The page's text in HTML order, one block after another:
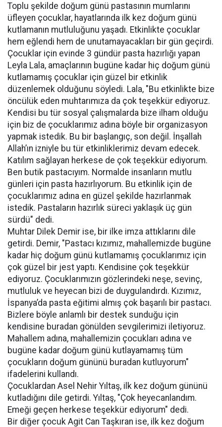
Toplu şekilde doğum günü pastasının mumlarını
üfleyen çocuklar, hayatlarında ilk kez doğum günü
kutlamanın mutluluğunu yaşadı. Etkinlikte çocuklar
hem eğlendi hem de unutamayacakları bir gün geçirdi.
Çocuklar için evinde 3 gündür pasta hazırlığı yapan
Leyla Lala, amaçlarının bugüne kadar hiç doğum günü
kutlamamış çocuklar için güzel bir etkinlik
düzenlemek olduğunu söyledi. Lala, "Bu etkinlikte bize
öncülük eden muhtarımıza da çok teşekkür ediyoruz.
Kendisi bu tür sosyal çalışmalarda bize ilham olduğu
için biz de çocuklarımız adına böyle bir organizasyon
yapmak istedik. Bu bir başlangıç, son değil. İnşallah
Allah’ın izniyle bu tür etkinliklerimiz devam edecek.
Katılım sağlayan herkese de çok teşekkür ediyorum.
Ben butik pastacıyım. Normalde insanların mutlu
günleri için pasta hazırlıyorum. Bu etkinlik için de
çocuklarımız adına en güzel şekilde hazırlanmak
istedik. Pastaların hazırlık süreci yaklaşık üç gün
sürdü" dedi.
Muhtar Dilek Demir ise, bir ilke imza attıklarını dile
getirdi. Demir, "Pastacı kızımız, mahallemizde bugüne
kadar hiç doğum günü kutlamamış çocuklarımız için
çok güzel bir jest yaptı. Kendisine çok teşekkür
ediyoruz. Çocuklarımızın gözlerindeki neşe, sevinç,
mutluluk ve heyecan bizi de duygulandırdı. Kızımız,
İspanya’da pasta eğitimi almış çok başarılı bir pastacı.
Bizlere böyle anlamlı bir destek sunduğu için
kendisine buradan gönülden sevgilerimizi iletiyoruz.
Mahallem adına, mahallemizin çocukları adına ve
bugüne kadar doğum günü kutlayamamış tüm
çocukların doğum gününü buradan kutluyorum"
ifadelerini kullandı.
Çocuklardan Asel Nehir Yıltaş, ilk kez doğum gününü
kutladığını dile getirdi. Yıltaş, "Çok heyecanlandım.
Emeği geçen herkese teşekkür ediyorum" dedi.
Bir diğer çocuk Agit Can Taşkıran ise, ilk kez doğum